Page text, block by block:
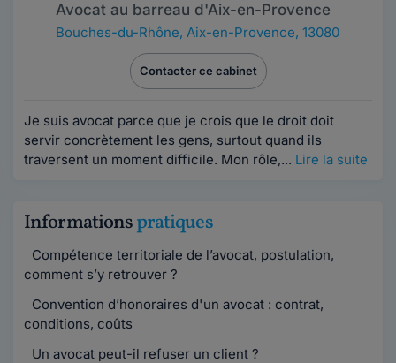
Avocat au barreau d'Aix-en-Provence
Bouches-du-Rhône, Aix-en-Provence, 13080
Contacter ce cabinet
Je suis avocat parce que je crois que le droit doit
servir concrètement les gens, surtout quand ils
traversent un moment difficile. Mon rôle,... Lire la suite
Informationspratiques
Compétence territoriale de l’avocat, postulation,
comment s’y retrouver ?
Convention d’honoraires d'un avocat : contrat,
conditions, coûts
Un avocat peut-il refuser un client ?